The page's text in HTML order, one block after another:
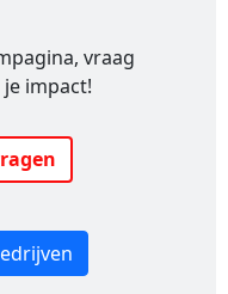
vraag
impact!